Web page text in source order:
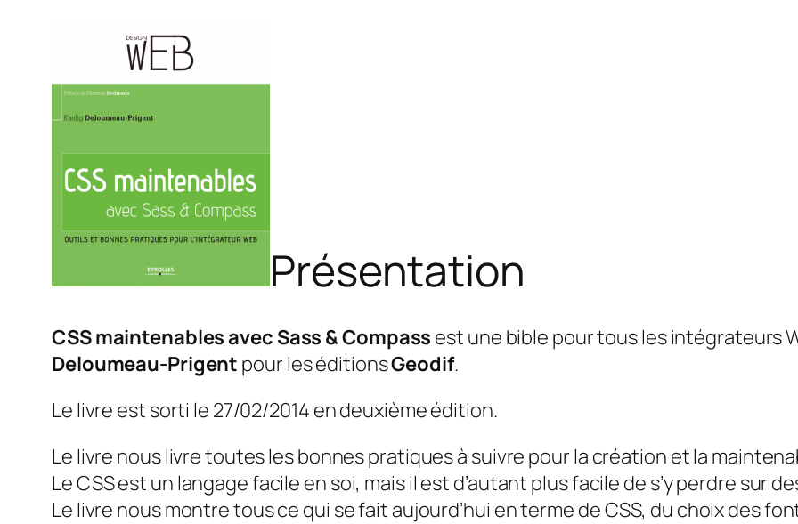
Présentation
CSS maintenables avec Sass & Compass est une bible pour tous les intégrateurs
Deloumeau-Prigent pour les éditionsGeodif.
Le livre est sorti le 27/02/2014 en deuxième édition.
Le livre nous livre toutes les bonnes pratiques à suivre pour la création et la
Le CSS est un langage facile en soi, mais il est d’autant plus facile de s’y perdre sur
Le livre nous montre tous ce qui se fait aujourd’hui en terme de CSS, du choix des